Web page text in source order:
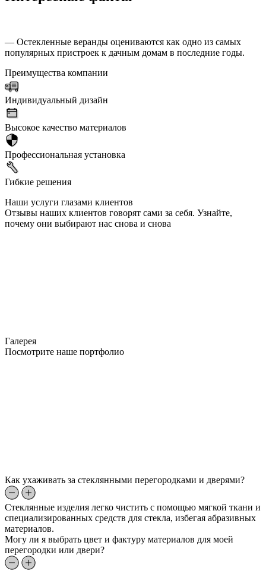
— Остекленные веранды оцениваются как одно из самых
популярных пристроек к дачным домам в последние годы.
Преимущества компании
Индивидуальный дизайн
Высокое качество материалов
Профессиональная установка
Гибкие решения
Наши услуги глазами клиентов
Отзывы наших клиентов говорят сами за себя. Узнайте,
почему они выбирают нас снова и снова
Галерея
Посмотрите наше портфолио
Как ухаживать за стеклянными перегородками и дверями?
Стеклянные изделия легко чистить с помощью мягкой ткани и
специализированных средств для стекла, избегая абразивных
материалов.
Могу ли я выбрать цвет и фактуру материалов для моей
перегородки или двери?